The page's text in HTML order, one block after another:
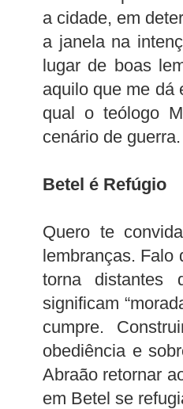
a cidade, em
a janela na
lugar de boas
aquilo que me dá
qual o teólogo
cenário de guerra.
Betel é Refúgio
Quero te
lembranças. Falo
torna distantes
significam
cumpre.
obediência e
Abraão retornar
em Betel se